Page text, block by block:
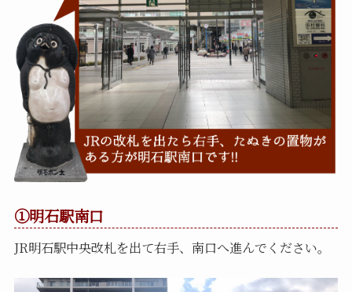
①明石駅南口
JR明石駅中央改札を出て右手、南口へ進んでください。